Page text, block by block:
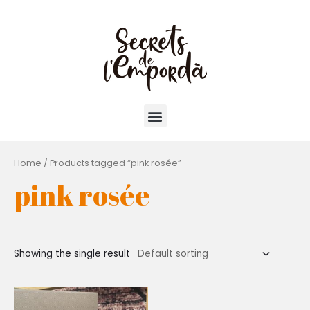
Home / Products tagged “pink rosée”
pink rosée
Showing the single result